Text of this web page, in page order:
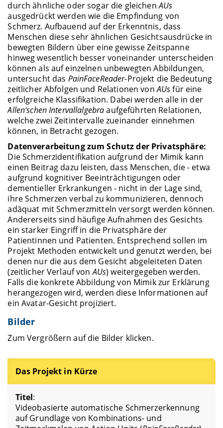
durch ähnliche oder sogar die gleichenAUs
ausgedrückt werden wie die Empfindung von
Schmerz. Aufbauend auf der Erkenntnis, dass
Menschen diese sehr ähnlichen Gesichtsausdrücke in
bewegten Bildern über eine gewisse Zeitspanne
hinweg wesentlich besser voneinander unterscheiden
können als auf einzelnen unbewegten Abbildungen,
untersucht das PainFaceReader-Projekt die Bedeutung
zeitlicher Abfolgen und Relationen vonAUsfür eine
erfolgreiche Klassifikation. Dabei werden alle in der
Allen‘schen Intervallalgebraaufgeführten Relationen,
welche zwei Zeitintervalle zueinander einnehmen
können, in Betracht gezogen.
Datenverarbeitung zum Schutz der Privatsphäre:
Die Schmerzidentifikation aufgrund der Mimik kann
einen Beitrag dazu leisten, dass Menschen, die - etwa
aufgrund kognitiver Beeinträchtigungen oder
dementieller Erkrankungen - nicht in der Lage sind,
ihre Schmerzen verbal zu kommunizieren, dennoch
adäquat mit Schmerzmitteln versorgt werden können.
Andererseits sind häufige Aufnahmen des Gesichts
ein starker Eingriff in die Privatsphäre der
Patientinnen und Patienten. Entsprechend sollen im
Projekt Methoden entwickelt und genutzt werden, bei
denen nur die aus dem Gesicht abgeleiteten Daten
(zeitlicher Verlauf vonAUs) weitergegeben werden.
Falls die konkrete Abbildung von Mimik zur Erklärung
herangezogen wird, werden diese Informationen auf
ein Avatar-Gesicht projiziert.
Bilder
Zum Vergrößern auf die Bilder klicken.
Das Projekt in Kürze
Titel:
Videobasierte automatische Schmerzerkennung
auf Grundlage von Kombinations- und